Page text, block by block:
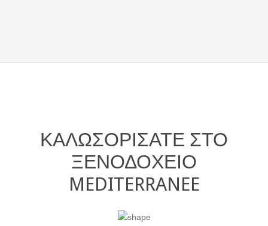
ΚΑΛΩΣΟΡΙΣΑΤΕ ΣΤΟ
ΞΕΝΟΔΟΧΕΙΟ
MEDITERRANEE